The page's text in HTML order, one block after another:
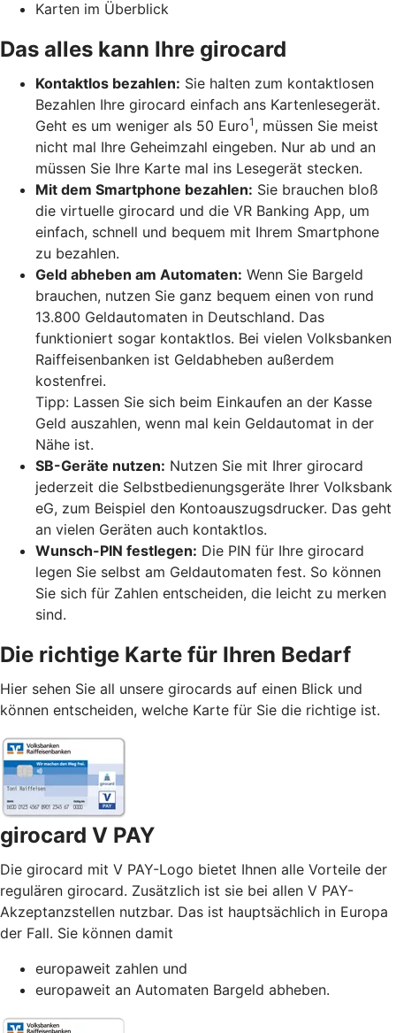
Karten im Überblick
Das alles kann Ihre girocard
Kontaktlos bezahlen: Sie halten zum kontaktlosen
Bezahlen Ihre girocard einfach ans Kartenlesegerät.
Geht es um weniger als 50 Euro1 , müssen Sie meist
nicht mal Ihre Geheimzahl eingeben. Nur ab und an
müssen Sie Ihre Karte mal ins Lesegerät stecken.
Mit dem Smartphone bezahlen: Sie brauchen bloß
die virtuelle girocard und die VR Banking App, um
einfach, schnell und bequem mit Ihrem Smartphone
zu bezahlen.
Geld abheben am Automaten: Wenn Sie Bargeld
brauchen, nutzen Sie ganz bequem einen von rund
13.800 Geldautomaten in Deutschland. Das
funktioniert sogar kontaktlos. Bei vielen Volksbanken
Raiffeisenbanken ist Geldabheben außerdem
kostenfrei.
Tipp: Lassen Sie sich beim Einkaufen an der Kasse
Geld auszahlen, wenn mal kein Geldautomat in der
Nähe ist.
SB-Geräte nutzen: Nutzen Sie mit Ihrer girocard
jederzeit die Selbstbedienungsgeräte Ihrer Volksbank
eG, zum Beispiel den Kontoauszugsdrucker. Das geht
an vielen Geräten auch kontaktlos.
Wunsch-PIN festlegen: Die PIN für Ihre girocard
legen Sie selbst am Geldautomaten fest. So können
Sie sich für Zahlen entscheiden, die leicht zu merken
sind.
Die richtige Karte für Ihren Bedarf
Hier sehen Sie all unsere girocards auf einen Blick und
können entscheiden, welche Karte für Sie die richtige ist.
girocard V PAY
Die girocard mit V PAY-Logo bietet Ihnen alle Vorteile der
regulären girocard. Zusätzlich ist sie bei allen V PAY-
Akzeptanzstellen nutzbar. Das ist hauptsächlich in Europa
der Fall. Sie können damit
europaweit zahlen und
europaweit an Automaten Bargeld abheben.